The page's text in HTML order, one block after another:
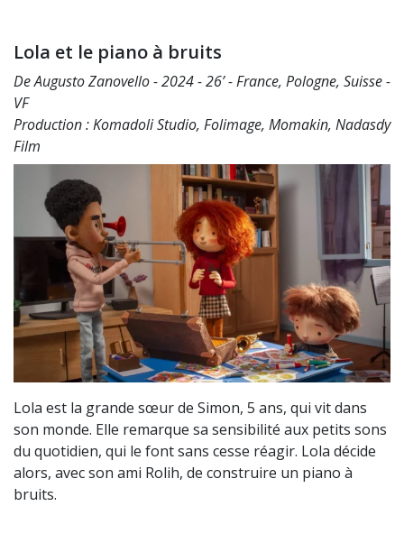
Lola et le piano à bruits
De Augusto Zanovello - 2024 - 26’ - France, Pologne, Suisse -
VF
Production : Komadoli Studio, Folimage, Momakin, Nadasdy
Film
Lola est la grande sœur de Simon, 5 ans, qui vit dans
son monde. Elle remarque sa sensibilité aux petits sons
du quotidien, qui le font sans cesse réagir. Lola décide
alors, avec son ami Rolih, de construire un piano à
bruits.